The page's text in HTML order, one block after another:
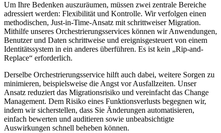
Um Ihre Bedenken auszuräumen, müssen zwei zentrale Bereiche
adressiert werden: Flexibilität und Kontrolle. Wir verfolgen einen
methodischen, Just-in-Time-Ansatz mit schrittweiser Migration.
Mithilfe unseres Orchestrierungsservices können wir Anwendungen,
Benutzer und Daten schrittweise und ereignisgesteuert von einem
Identitätssystem in ein anderes überführen. Es ist kein „Rip-and-
Replace“ erforderlich.
Derselbe Orchestrierungsservice hilft auch dabei, weitere Sorgen zu
minimieren, beispielsweise die Angst vor Ausfallzeiten. Unser
Ansatz reduziert das Migrationsrisiko und vereinfacht das Change
Management. Dem Risiko eines Funktionsverlusts begegnen wir,
indem wir sicherstellen, dass Sie Änderungen automatisieren,
einfach bewerten und auditieren sowie unbeabsichtigte
Auswirkungen schnell beheben können.